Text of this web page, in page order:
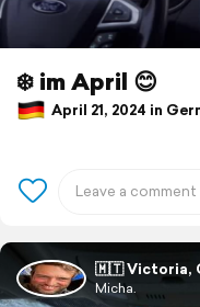
❄️ im April 😊
April 21, 2024 in
🇲🇹 Victoria,
Micha.